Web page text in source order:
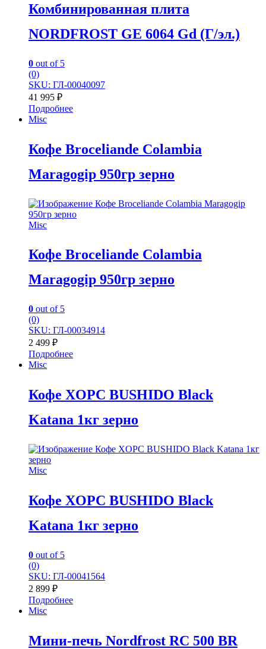
Комбинированная плита
NORDFROST GE 6064 Gd (Г/эл.)
0 out of 5
(0)
SKU: ГЛ-00040097
41 995 ₽
Подробнее
Misc
Кофе Broceliande Colambia
Maragogip 950гр зерно
Misc
Кофе Broceliande Colambia
Maragogip 950гр зерно
0 out of 5
(0)
SKU: ГЛ-00034914
2 499 ₽
Подробнее
Misc
Кофе XOPC BUSHIDO Black
Katana 1кг зерно
Misc
Кофе XOPC BUSHIDO Black
Katana 1кг зерно
0 out of 5
(0)
SKU: ГЛ-00041564
2 899 ₽
Подробнее
Misc
Мини-печь Nordfrost RC 500 BR